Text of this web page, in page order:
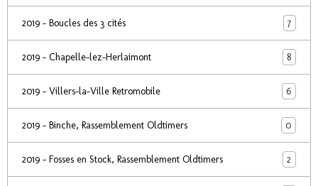
2019 - Boucles des 3 cités 7
2019 - Chapelle-lez-Herlaimont 8
2019 - Villers-la-Ville Retromobile 6
2019 - Binche, Rassemblement Oldtimers 0
2019 - Fosses en Stock, Rassemblement Oldtimers 2